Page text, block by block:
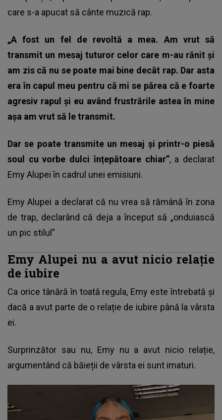
care s-a apucat să cânte muzică rap.
„A fost un fel de revoltă a mea. Am vrut să
transmit un mesaj tuturor celor care m-au rănit și
am zis că nu se poate mai bine decât rap. Dar asta
era în capul meu pentru că mi se părea că e foarte
agresiv rapul și eu având frustrările astea în mine
așa am vrut să le transmit.
Dar se poate transmite un mesaj și printr-o piesă
soul cu vorbe dulci înțepătoare chiar”, a declarat
Emy Alupei în cadrul unei emisiuni.
Emy Alupei a declarat că nu vrea să rămână în zona
de trap, declarând că deja a început să „onduiască
un pic stilul”
Emy Alupei nu a avut nicio relație
de iubire
Ca orice tânără în toată regula, Emy este întrebată și
dacă a avut parte de o relație de iubire până la vârsta
ei.
Surprinzător sau nu, Emy nu a avut nicio relație,
argumentând că băieții de vârsta ei sunt imaturi.